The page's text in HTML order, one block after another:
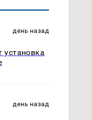
день назад
установка
день назад